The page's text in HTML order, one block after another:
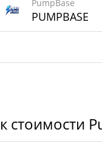
PumpBase
PUMPBASE
стоимости